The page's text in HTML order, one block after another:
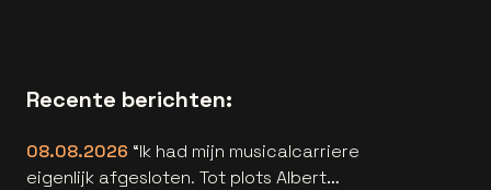
Recente berichten:
08.08.2026 “Ik had mijn musicalcarriere
eigenlijk afgesloten. Tot plots Albert